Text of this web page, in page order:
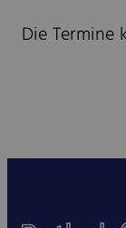
Die Termine